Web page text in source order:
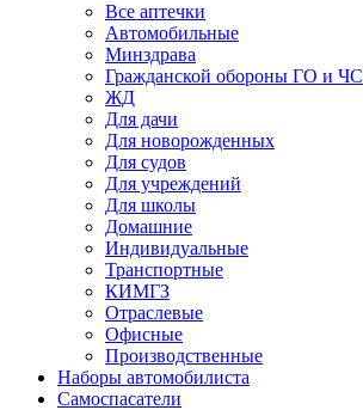
Все аптечки
Автомобильные
Минздрава
Гражданской обороны ГО и ЧС
ЖД
Для дачи
Для новорожденных
Для судов
Для учреждений
Для школы
Домашние
Индивидуальные
Транспортные
КИМГЗ
Отраслевые
Офисные
Производственные
Наборы автомобилиста
Самоспасатели